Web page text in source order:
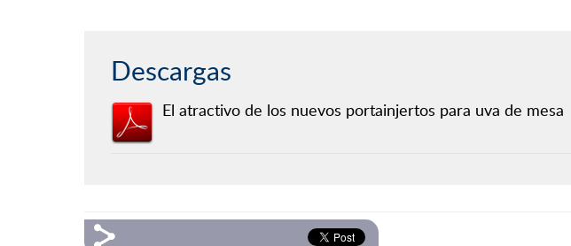
Descargas
El atractivo de los nuevos portainjertos para uva de mesa